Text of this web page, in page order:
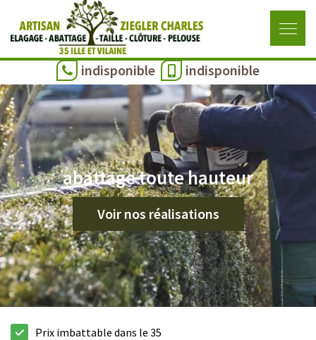
indisponible indisponible
abattage toute hauteur
Voir nos réalisations
Prix imbattable dans le 35